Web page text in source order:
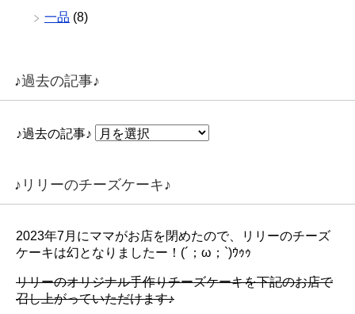
一品 (8)
♪過去の記事♪
♪過去の記事♪
♪リリーのチーズケーキ♪
2023年7月にママがお店を閉めたので、リリーのチーズ
ケーキは幻となりましたー！(´；ω；`)ｳｩｩ
リリーのオリジナル手作りチーズケーキを下記のお店で
召し上がっていただけます♪